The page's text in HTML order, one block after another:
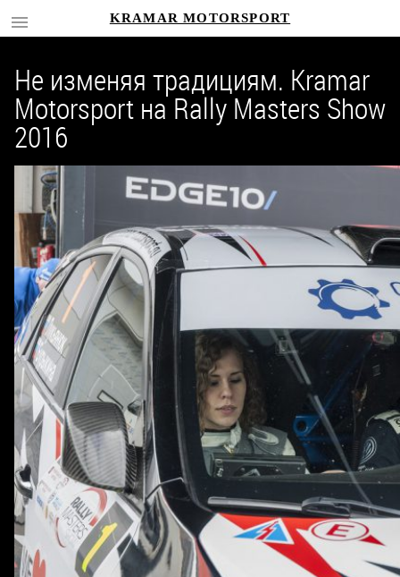
KRAMAR MOTORSPORT
Не изменяя традициям. Kramar
Motorsport на Rally Masters Show
2016